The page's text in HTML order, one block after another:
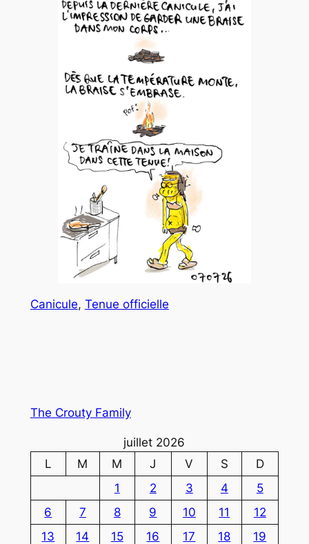
Canicule, Tenue officielle
The Crouty Family
juillet 2026
L
M M J V S
D
1
2 3 4
5
6
7 8 9 10 11
12
13
14 15 16 17 18
19